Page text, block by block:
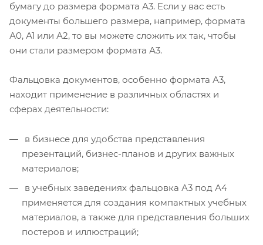
бумагу до размера формата А3. Если у вас есть
документы большего размера, например, формата
А0, А1 или А2, то вы можете сложить их так, чтобы
они стали размером формата А3.
Фальцовка документов, особенно формата А3,
находит применение в различных областях и
сферах деятельности:
в бизнесе для удобства представления
презентаций, бизнес-планов и других важных
материалов;
в учебных заведениях фальцовка А3 под А4
применяется для создания компактных учебных
материалов, а также для представления больших
постеров и иллюстраций;